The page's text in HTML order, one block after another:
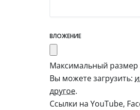
ВЛОЖЕНИЕ
Максимальный размер
Вы можете загрузить:
другое.
Ссылки на YouTube,